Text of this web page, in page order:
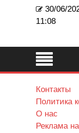
30/06/
11:08
Контакты
Политика
О нас
Реклама